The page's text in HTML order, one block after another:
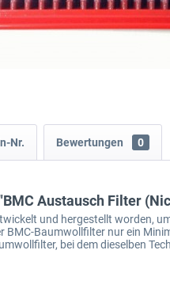
Nr. Bewertungen 0
Austausch Filter
und hergestellt worden,
BMC-Baumwollfilter nur ein
bei dem dieselben